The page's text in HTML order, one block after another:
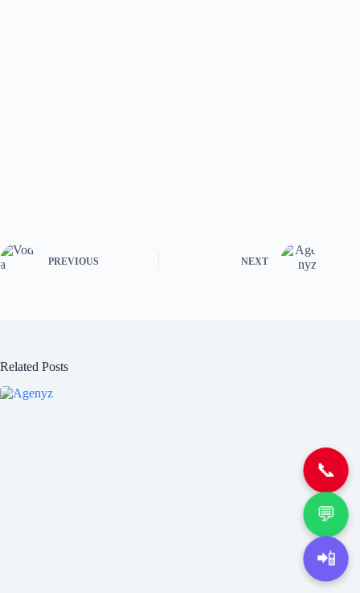
PREVIOUS NEXT
Related Posts
📞
💬
📲